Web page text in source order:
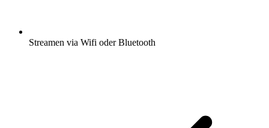
Streamen via Wifi oder Bluetooth